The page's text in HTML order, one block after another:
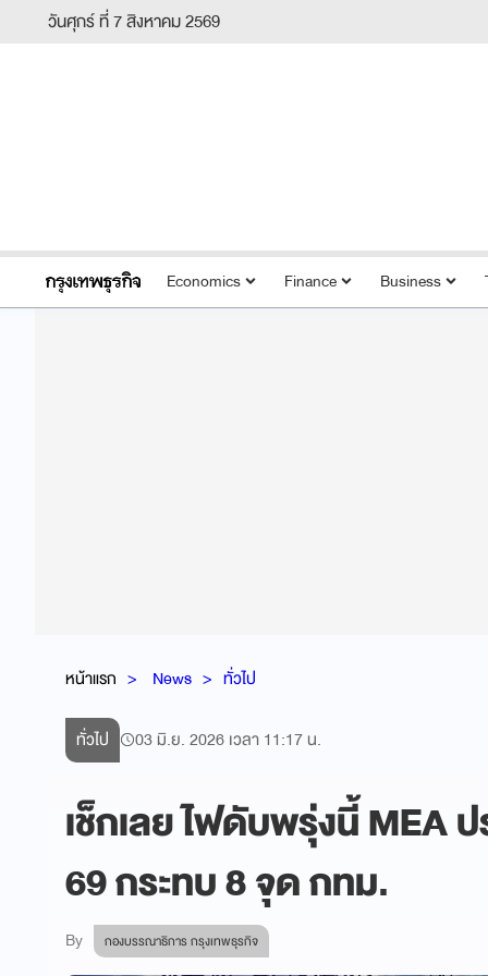
วันศุกร์ ที่ 7 สิงหาคม 2569
Economics Finance Business
หน้าแรก News ทั่วไป
ทั่วไป 03 มิ.ย. 2026 เวลา 11:17 น.
เช็กเลย ไฟดับพรุ่งนี้ MEA
69 กระทบ 8 จุด กทม.
By กองบรรณาธิการ กรุงเทพธุรกิจ